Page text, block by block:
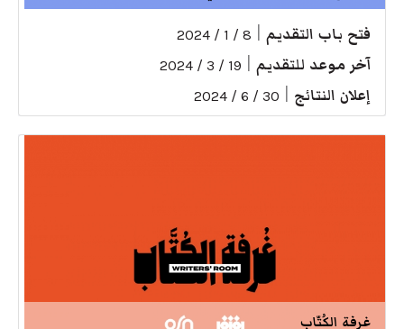
فتح باب التقديم 8 / 1 / 2024
آخر موعد للتقديم 19 / 3 / 2024
إعلان النتائج 30 / 6 / 2024
غرفة الكُتّاب